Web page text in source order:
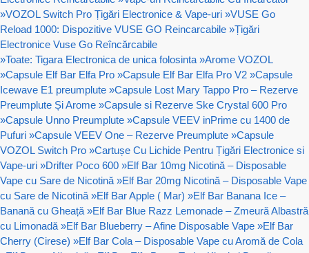
»VOZOL Switch Pro Țigări Electronice & Vape-uri »VUSE Go
Reload 1000: Dispozitive VUSE GO Reincarcabile »Țigări
Electronice Vuse Go Reîncărcabile
»Toate: Tigara Electronica de unica folosinta »Arome VOZOL
»Capsule Elf Bar Elfa Pro »Capsule Elf Bar Elfa Pro V2 »Capsule
Icewave E1 preumplute »Capsule Lost Mary Tappo Pro – Rezerve
Preumplute Și Arome »Capsule si Rezerve Ske Crystal 600 Pro
»Capsule Unno Preumplute »Capsule VEEV inPrime cu 1400 de
Pufuri »Capsule VEEV One – Rezerve Preumplute »Capsule
VOZOL Switch Pro »Cartușe Cu Lichide Pentru Țigări Electronice si
Vape-uri »Drifter Poco 600 »Elf Bar 10mg Nicotină – Disposable
Vape cu Sare de Nicotină »Elf Bar 20mg Nicotină – Disposable Vape
cu Sare de Nicotină »Elf Bar Apple ( Mar) »Elf Bar Banana Ice –
Banană cu Gheață »Elf Bar Blue Razz Lemonade – Zmeură Albastră
cu Limonadă »Elf Bar Blueberry – Afine Disposable Vape »Elf Bar
Cherry (Cirese) »Elf Bar Cola – Disposable Vape cu Aromă de Cola